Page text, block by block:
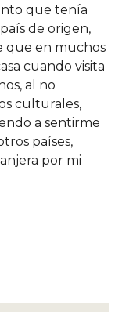
que tenía
de origen,
que en muchos
cuando visita
al no
culturales,
a sentirme
países,
por mi